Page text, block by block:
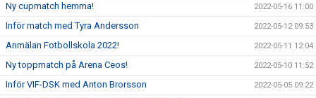
Ny cupmatch hemma! 2022-05-16 11:00
Inför match med Tyra Andersson 2022-05-12 09:53
Anmälan Fotbollskola 2022! 2022-05-11 12:04
Ny toppmatch på Arena Ceos! 2022-05-10 11:52
Inför VIF-DSK med Anton Brorsson 2022-05-05 09:22